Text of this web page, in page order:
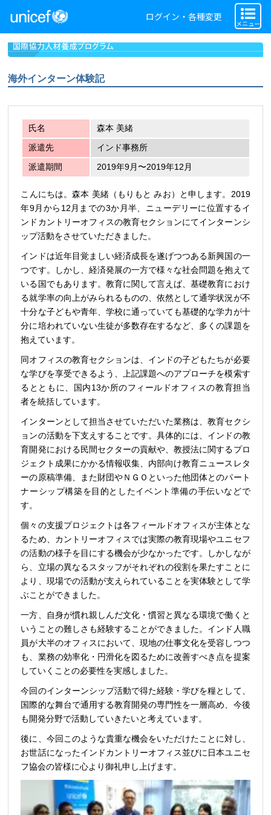
ログイン・各種変更
メニュー
海外インターン体験記
氏名
森本 美緒
派遣先
インド事務所
派遣期間
2019年9月〜2019年12月
こんにちは。森本 美緒（もりもと みお）と申します。2019
年9月から12月までの3か月半、ニューデリーに位置するイ
ンドカントリーオフィスの教育セクションにてインターンシ
ップ活動をさせていただきました。
インドは近年目覚ましい経済成長を遂げつつある新興国の一
つです。しかし、経済発展の一方で様々な社会問題を抱えて
いる国でもあります。教育に関して言えば、基礎教育におけ
る就学率の向上がみられるものの、依然として通学状況が不
十分な子どもや青年、学校に通っていても基礎的な学力が十
分に培われていない生徒が多数存在するなど、多くの課題を
抱えています。
同オフィスの教育セクションは、インドの子どもたちが必要
な学びを享受できるよう、上記課題へのアプローチを模索す
るとともに、国内13か所のフィールドオフィスの教育担当
者を統括しています。
インターンとして担当させていただいた業務は、教育セクシ
ョンの活動を下支えすることです。具体的には、インドの教
育開発における民間セクターの貢献や、教授法に関するプロ
ジェクト成果にかかる情報収集、内部向け教育ニュースレタ
ーの原稿準備、また財団やＮＧＯといった他団体とのパート
ナーシップ構築を目的としたイベント準備の手伝いなどで
す。
個々の支援プロジェクトは各フィールドオフィスが主体とな
るため、カントリーオフィスでは実際の教育現場やユニセフ
の活動の様子を目にする機会が少なかったです。しかしなが
ら、立場の異なるスタッフがそれぞれの役割を果たすことに
より、現場での活動が支えられていることを実体験として学
ぶことができました。
一方、自身が慣れ親しんだ文化・慣習と異なる環境で働くと
いうことの難しさも経験することができました。インド人職
員が大半のオフィスにおいて、現地の仕事文化を受容しつつ
も、業務の効率化・円滑化を図るために改善すべき点を提案
していくことの必要性を実感しました。
今回のインターンシップ活動で得た経験・学びを糧として、
国際的な舞台で通用する教育開発の専門性を一層高め、今後
も開発分野で活動していきたいと考えています。
後に、今回このような貴重な機会をいただけたことに対し、
お世話になったインドカントリーオフィス並びに日本ユニセ
フ協会の皆様に心より御礼申し上げます。